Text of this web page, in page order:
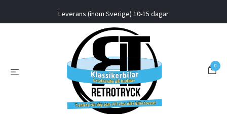
Leverans (inom Sverige) 10-15 dagar
0